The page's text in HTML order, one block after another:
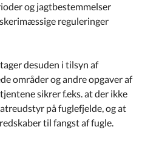
og jagtbestemmelser
reguleringer
desuden i tilsyn af
områder og andre opgaver af
sikrer f.eks. at der ikke
på fuglefjelde, og at
til fangst af fugle.